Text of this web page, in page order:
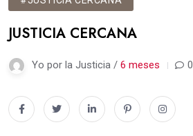
JUSTICIA CERCANA
Yo por la Justicia / 6 meses 0